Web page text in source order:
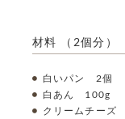
材料 （2個分）
白いパン 2個
白あん 100g
クリームチー